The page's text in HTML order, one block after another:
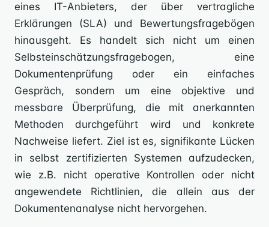
eines IT-Anbieters, der über vertragliche
Erklärungen (SLA) und Bewertungsfragebögen
hinausgeht. Es handelt sich nicht um einen
Selbsteinschätzungsfragebogen, eine
Dokumentenprüfung oder ein einfaches
Gespräch, sondern um eine objektive und
messbare Überprüfung, die mit anerkannten
Methoden durchgeführt wird und konkrete
Nachweise liefert. Ziel ist es, signifikante Lücken
in selbst zertifizierten Systemen aufzudecken,
wie z.B. nicht operative Kontrollen oder nicht
angewendete Richtlinien, die allein aus der
Dokumentenanalyse nicht hervorgehen.